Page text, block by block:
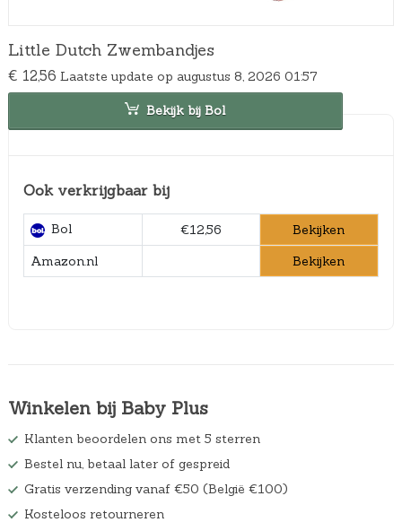
Little Dutch Zwembandjes
€ 12,56 Laatste update op augustus 8, 2026 01:57
Bekijk bij Bol
Ook verkrijgbaar bij
Bol €12,56
Bekijken
Amazon.nl
Bekijken
Winkelen bij Baby Plus
Klanten beoordelen ons met 5 sterren
Bestel nu, betaal later of gespreid
Gratis verzending vanaf €50 (België €100)
Kosteloos retourneren